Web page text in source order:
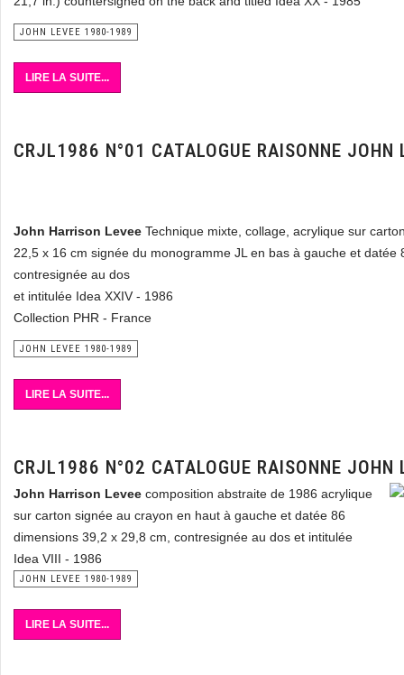
JOHN LEVEE 1980-1989
LIRE LA SUITE...
CRJL1986 N°01 CATALOGUE RAISONNE JOHN
John Harrison Levee Technique mixte, collage, acrylique sur
22,5 x 16 cm signée du monogramme JL en bas à gauche et datée
contresignée au dos
et intitulée Idea XXIV - 1986
Collection PHR - France
JOHN LEVEE 1980-1989
LIRE LA SUITE...
CRJL1986 N°02 CATALOGUE RAISONNE JOHN
John Harrison Levee composition abstraite de 1986 acrylique
sur carton signée au crayon en haut à gauche et datée 86
dimensions 39,2 x 29,8 cm, contresignée au dos et intitulée
Idea VIII - 1986
JOHN LEVEE 1980-1989
LIRE LA SUITE...